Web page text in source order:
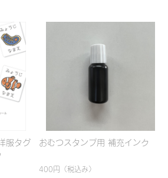
服タグ
おむつスタンプ用 補充インク
400円 （税込み）